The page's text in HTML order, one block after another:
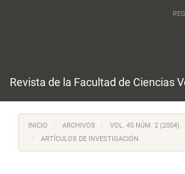
Revista de la Facultad de Ciencias
INICIO ARCHIVOS
VOL. 45 NÚM. 2 (2004)
ARTÍCULOS DE INVESTIGACIÓN